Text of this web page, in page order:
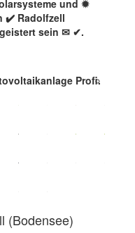
und ✹
✔️ Radolfzell
sein ✉ ✔.
Profi.
(Bodensee)